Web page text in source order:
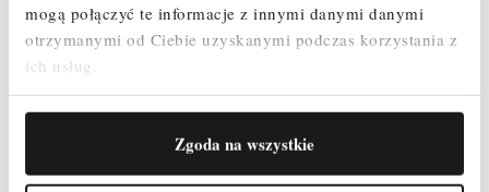
mogą połączyć te informacje z innymi danymi danymi
otrzymanymi od Ciebie uzyskanymi podczas korzystania z
ich usług.
Zgoda na wszystkie
RUSZTOWANIE ALUMINIOWE DRABEX RA-
1120 R-R WYS. ROB. 8,07
Cena
21 219,96 zł
SZYBKI PODGLĄD